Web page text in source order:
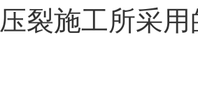
裂施工所采